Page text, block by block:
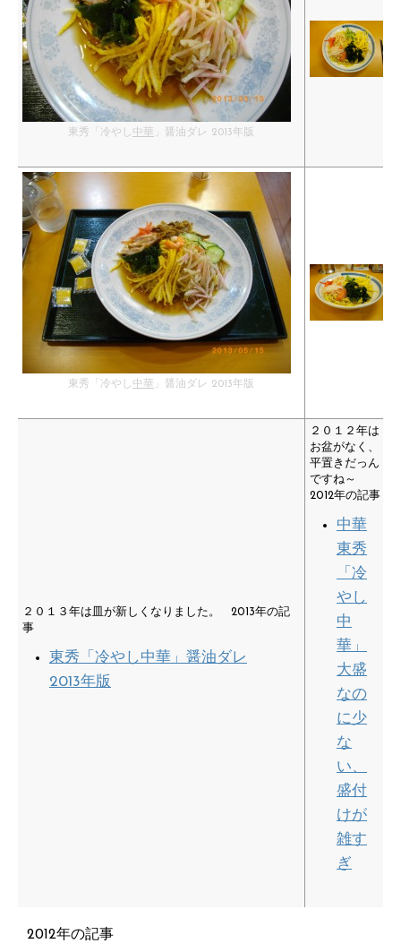
東秀「冷やし 中華 」醤油ダレ 2013年版
東秀「冷やし 中華 」醤油ダレ 2013年版
２０１３年は皿が新しくなりました。 2013年の記
事
東秀「冷やし中華」醤油ダレ
2013年版
２０１２年は
お盆がなく、
平置きだっん
ですね～
2012年の記事
中華
東秀
「冷
やし
中
華」
大盛
なの
に少
な
い、
盛付
けが
雑す
ぎ
2012年の記事